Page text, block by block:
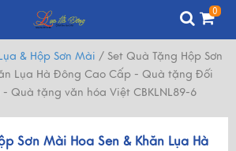
0
& Hộp Sơn Mài / Set Quà Tặng Hộp Sơn
Lụa Hà Đông Cao Cấp - Quà tặng Đối
Quà tặng văn hóa Việt CBKLNL89-6
Sơn Mài Hoa Sen & Khăn Lụa Hà